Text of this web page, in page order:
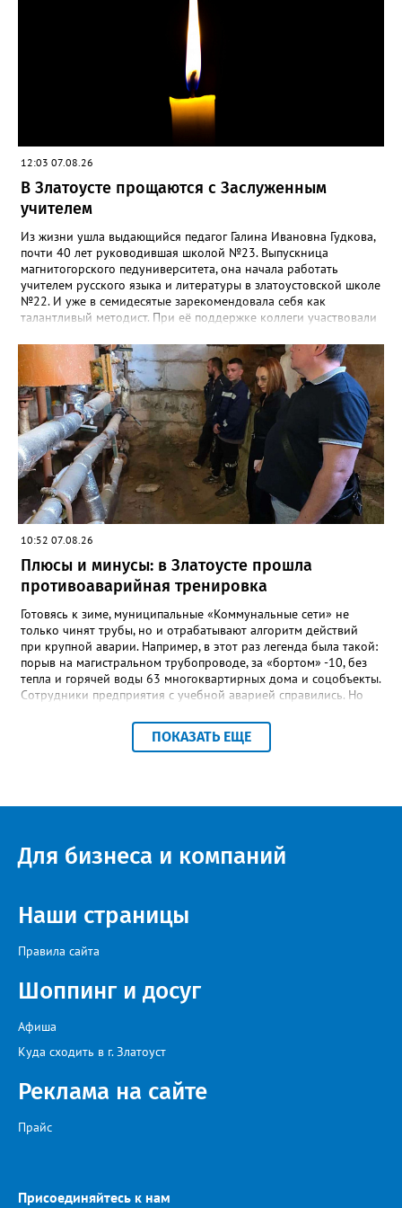
12:03 07.08.26
В Златоусте прощаются с Заслуженным
учителем
Из жизни ушла выдающийся педагог Галина Ивановна Гудкова,
почти 40 лет руководившая школой №23. Выпускница
магнитогорского педуниверситета, она начала работать
учителем русского языка и литературы в златоустовской школе
№22. И уже в семидесятые зарекомендовала себя как
талантливый методист. При её поддержке коллеги участвовали
«Благодаря её мудрому руководству в школе сформировался
сильный педагогический коллектив, объединённый общими
ценностями и любовью к своему делу. Для многих Галина
Ивановна навсегда останется не только талантливым
руководителем, но и настоящим Учителем с большой буквы», -
говорится в сообществе школы №23 во ВКонтакте. Свои
соболезнования семье Галины Ивановны выразил глава
Златоуста Олег Решетников. «Её вклад зафиксирован в
важнейших документах школы, но главное - он остался в
людях: в тех учителях, которых она поддержала, в тех
учениках, которых она вдохновила. Заслуженный учитель РФ,
«Отличник народного просвещения», обладатель медали «За
доблестный труд», Галина Ивановна оставила не только
награды и документы, но и работающий, живой механизм
школы, который продолжает жить её принципами», - говорится
в некрологе.
10:52 07.08.26
Плюсы и минусы: в Златоусте прошла
противоаварийная тренировка
Готовясь к зиме, муниципальные «Коммунальные сети» не
только чинят трубы, но и отрабатывают алгоритм действий
при крупной аварии. Например, в этот раз легенда была такой:
порыв на магистральном трубопроводе, за «бортом» -10, без
тепла и горячей воды 63 многоквартирных дома и соцобъекты.
Сотрудники предприятия с учебной аварией справились. Но
отметили и недочёты. «Например, управляющие компании
несвоевременно приняли меры для предотвращения
— сообщила начальник Главного управления ГЖИ Ирина
оперативно делиться информацией со всеми
заинтересованными – от поставщика тепла до конечных
ПОКАЗАТЬ ЕЩЕ
Для бизнеса и компаний
Наши страницы
Правила сайта
Шоппинг и досуг
Афиша
Куда сходить в г. Златоуст
Реклама на сайте
Прайс
Присоединяйтесь к нам